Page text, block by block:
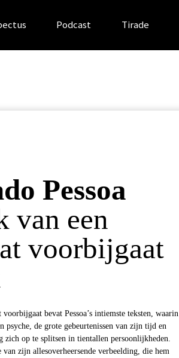
Podcast Tirade
Pessoa
van een
voorbijgaat
bevat Pessoa’s intiemste teksten, waarin
psyche, de grote gebeurtenissen van zijn tijd en
zich op te splitsen in tientallen persoonlijkheden.
van zijn allesoverheersende verbeelding, die hem